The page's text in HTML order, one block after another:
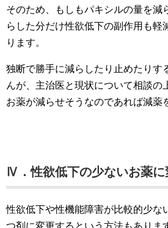
そのため、もしもパキシルの量を減
らした分だけ性欲低下の副作用も軽
ります。
独断で勝手に減らしたり止めたりす
んが、主治医と現状について相談の
お薬が減らせそうなのであれば減薬
Ⅳ．性欲低下の少ないお薬に
性欲低下や性機能障害が比較的少な
つ剤に変更するという方法もありま